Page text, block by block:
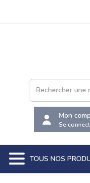
Mon
Se
TOUS NOS